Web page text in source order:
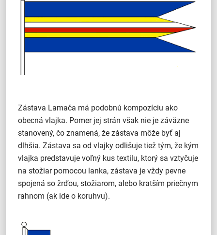
Zástava Lamača má podobnú kompozíciu ako
obecná vlajka. Pomer jej strán však nie je záväzne
stanovený, čo znamená, že zástava môže byť aj
dlhšia. Zástava sa od vlajky odlišuje tiež tým, že kým
vlajka predstavuje voľný kus textilu, ktorý sa vztyčuje
na stožiar pomocou lanka, zástava je vždy pevne
spojená so žrďou, stožiarom, alebo kratším priečnym
rahnom (ak ide o koruhvu).